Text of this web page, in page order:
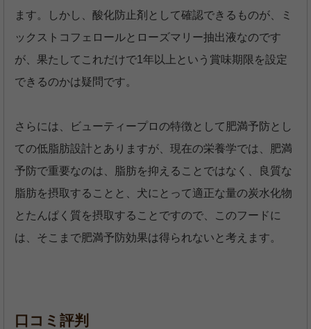
ます。しかし、酸化防止剤として確認できるものが、ミ
ックストコフェロールとローズマリー抽出液なのです
が、果たしてこれだけで1年以上という賞味期限を設定
できるのかは疑問です。
さらには、ビューティープロの特徴として肥満予防とし
ての低脂肪設計とありますが、現在の栄養学では、肥満
予防で重要なのは、脂肪を抑えることではなく、良質な
脂肪を摂取することと、犬にとって適正な量の炭水化物
とたんぱく質を摂取することですので、このフードに
は、そこまで肥満予防効果は得られないと考えます。
口コミ評判